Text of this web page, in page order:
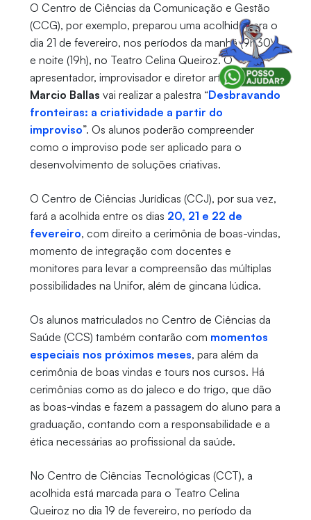
O Centro de Ciências da Comunicação e Gestão
(CCG), por exemplo, preparou uma acolhida para o
dia 21 de fevereiro, nos períodos da manhã (9h30)
e noite (19h), no Teatro Celina Queiroz. O
apresentador, improvisador e diretor artístico
Marcio Ballas vai realizar a palestra “Desbravando
fronteiras: a criatividade a partir do
improviso”. Os alunos poderão compreender
como o improviso pode ser aplicado para o
desenvolvimento de soluções criativas.
O Centro de Ciências Jurídicas (CCJ), por sua vez,
fará a acolhida entre os dias 20, 21 e 22 de
fevereiro, com direito a cerimônia de boas-vindas,
momento de integração com docentes e
monitores para levar a compreensão das múltiplas
possibilidades na Unifor, além de gincana lúdica.
Os alunos matriculados no Centro de Ciências da
Saúde (CCS) também contarão com momentos
especiais nos próximos meses, para além da
cerimônia de boas vindas e tours nos cursos. Há
cerimônias como as do jaleco e do trigo, que dão
as boas-vindas e fazem a passagem do aluno para a
graduação, contando com a responsabilidade e a
ética necessárias ao profissional da saúde.
No Centro de Ciências Tecnológicas (CCT), a
acolhida está marcada para o Teatro Celina
Queiroz no dia 19 de fevereiro, no período da